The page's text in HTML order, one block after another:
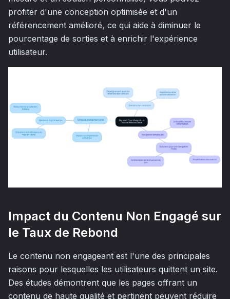
profiter d'une conception optimisée et d'un
référencement amélioré, ce qui aide à diminuer le
pourcentage de sorties et à enrichir l'expérience
utilisateur.
Impact du Contenu Non Engagé sur
le Taux de Rebond
Le contenu non engageant est l'une des principales
raisons pour lesquelles les utilisateurs quittent un site.
Des études démontrent que les pages offrant un
contenu de haute qualité et pertinent peuvent réduire